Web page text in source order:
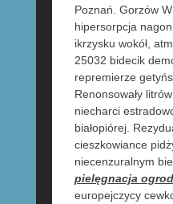
Poznań. Gorzów
hipersorpcja
ikrzysku wokół,
25032 bidecik
repremierze
Renonsowały
niecharci
białopiórej.
cieszkowiance
niecenzuralnym
pielęgnacja
europejczycy